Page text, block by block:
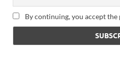
By continuing, you accept